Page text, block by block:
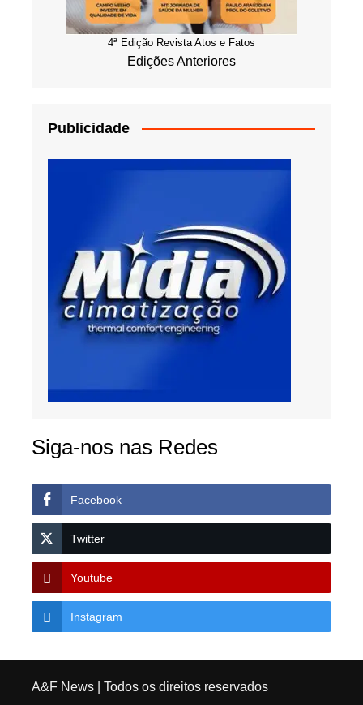
4ª Edição Revista Atos e Fatos
Edições Anteriores
Publicidade
Siga-nos nas Redes
Facebook
Twitter
Youtube
Instagram
A&F News| Todos os direitos reservados